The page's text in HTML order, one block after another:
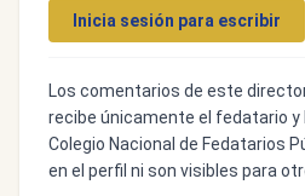
Inicia sesión para escribir
Los comentarios de este
recibe únicamente el fedatario y
Colegio Nacional de Fedatarios
en el perfil ni son visibles para